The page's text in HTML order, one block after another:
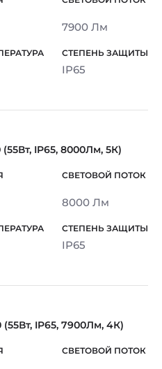
7900 Лм
IP65
IP65, 8000Лм, 5К)
8000 Лм
IP65
IP65, 7900Лм, 4К)